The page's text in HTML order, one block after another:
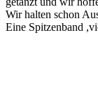
Wir halten schon
Eine Spitzenband